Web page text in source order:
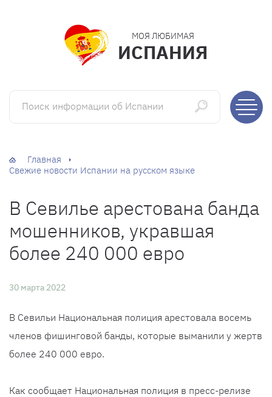
МОЯ ЛЮБИМАЯ
ИСПАНИЯ
Поиск информации об Испании
Главная
Свежие новости Испании на русском языке
В Севилье арестована банда
мошенников, укравшая
более 240 000 евро
30 марта 2022
В Севильи Национальная полиция арестовала восемь
членов фишинговой банды, которые выманили у жертв
более 240 000 евро.
Как сообщает Национальная полиция в пресс-релизе